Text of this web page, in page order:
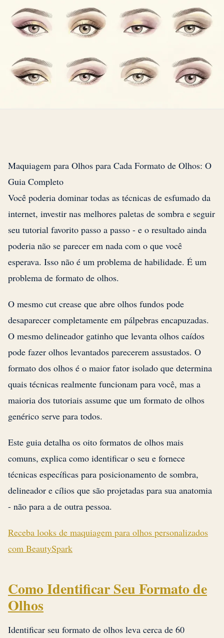
Maquiagem para Olhos para Cada Formato de Olhos: O
Guia Completo
Você poderia dominar todas as técnicas de esfumado da
internet, investir nas melhores paletas de sombra e seguir
seu tutorial favorito passo a passo - e o resultado ainda
poderia não se parecer em nada com o que você
esperava. Isso não é um problema de habilidade. É um
problema de formato de olhos.
O mesmo cut crease que abre olhos fundos pode
desaparecer completamente em pálpebras encapuzadas.
O mesmo delineador gatinho que levanta olhos caídos
pode fazer olhos levantados parecerem assustados. O
formato dos olhos é o maior fator isolado que determina
quais técnicas realmente funcionam para você, mas a
maioria dos tutoriais assume que um formato de olhos
genérico serve para todos.
Este guia detalha os oito formatos de olhos mais
comuns, explica como identificar o seu e fornece
técnicas específicas para posicionamento de sombra,
delineador e cílios que são projetadas para sua anatomia
- não para a de outra pessoa.
Receba looks de maquiagem para olhos personalizados
com BeautySpark
Como Identificar Seu Formato de
Olhos
Identificar seu formato de olhos leva cerca de 60